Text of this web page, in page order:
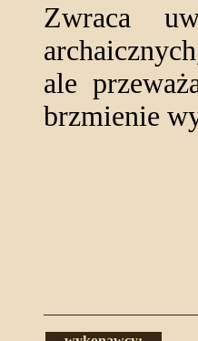
Zwraca
ale
brzmienie